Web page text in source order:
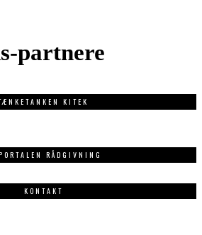
partnere
KITEK
RÅDGIVNING
KONTAKT